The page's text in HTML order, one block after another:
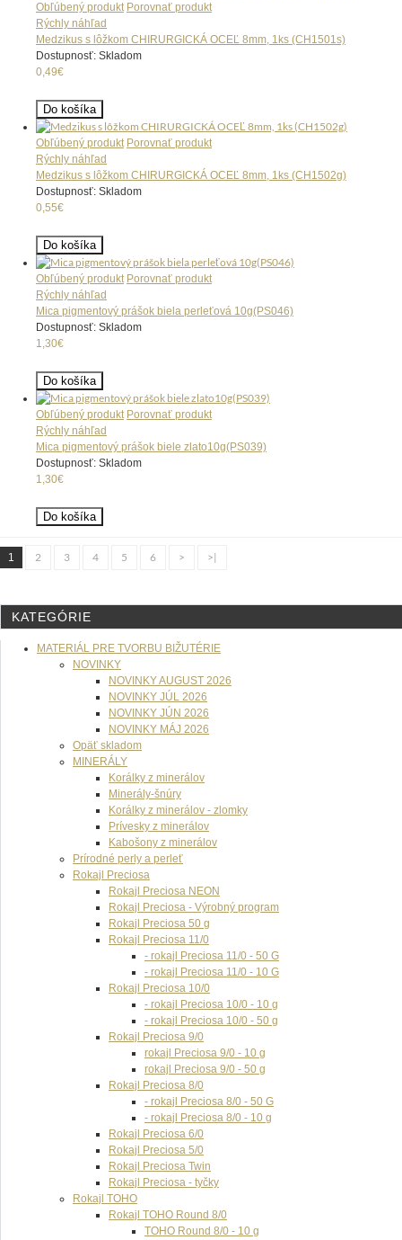
Obľúbený produkt Porovnať produkt
Rýchly náhľad
Medzikus s lôžkom CHIRURGICKÁ OCEĽ 8mm, 1ks (CH1501s)
Dostupnosť: Skladom
0,49€
Do košíka
Obľúbený produkt Porovnať produkt
Rýchly náhľad
Medzikus s lôžkom CHIRURGICKÁ OCEĽ 8mm, 1ks (CH1502g)
Dostupnosť: Skladom
0,55€
Do košíka
Obľúbený produkt Porovnať produkt
Rýchly náhľad
Mica pigmentový prášok biela perleťová 10g(PS046)
Dostupnosť: Skladom
1,30€
Do košíka
Obľúbený produkt Porovnať produkt
Rýchly náhľad
Mica pigmentový prášok biele zlato10g(PS039)
Dostupnosť: Skladom
1,30€
Do košíka
1 2 3 4 5 6 > >|
KATEGÓRIE
MATERIÁL PRE TVORBU BIŽUTÉRIE
NOVINKY
NOVINKY AUGUST 2026
NOVINKY JÚL 2026
NOVINKY JÚN 2026
NOVINKY MÁJ 2026
Opäť skladom
MINERÁLY
Korálky z minerálov
Minerály-šnúry
Korálky z minerálov - zlomky
Prívesky z minerálov
Kabošony z minerálov
Prírodné perly a perleť
Rokajl Preciosa
Rokajl Preciosa NEON
Rokajl Preciosa - Výrobný program
Rokajl Preciosa 50 g
Rokajl Preciosa 11/0
- rokajl Preciosa 11/0 - 50 G
- rokajl Preciosa 11/0 - 10 G
Rokajl Preciosa 10/0
- rokajl Preciosa 10/0 - 10 g
- rokajl Preciosa 10/0 - 50 g
Rokajl Preciosa 9/0
rokajl Preciosa 9/0 - 10 g
rokajl Preciosa 9/0 - 50 g
Rokajl Preciosa 8/0
- rokajl Preciosa 8/0 - 50 G
- rokajl Preciosa 8/0 - 10 g
Rokajl Preciosa 6/0
Rokajl Preciosa 5/0
Rokajl Preciosa Twin
Rokajl Preciosa - tyčky
Rokajl TOHO
Rokajl TOHO Round 8/0
TOHO Round 8/0 - 10 g